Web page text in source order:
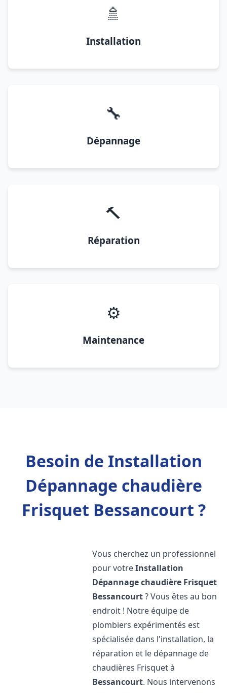
🚿
Installation
🔧
Dépannage
🔨
Réparation
⚙️
Maintenance
Besoin de Installation
Dépannage chaudière
Frisquet Bessancourt ?
Vous cherchez un professionnel
pour votreInstallation
Dépannage chaudière Frisquet
Bessancourt? Vous êtes au bon
endroit ! Notre équipe de
plombiers expérimentés est
spécialisée dans l'installation, la
réparation et le dépannage de
chaudières Frisquet à
Bessancourt. Nous intervenons